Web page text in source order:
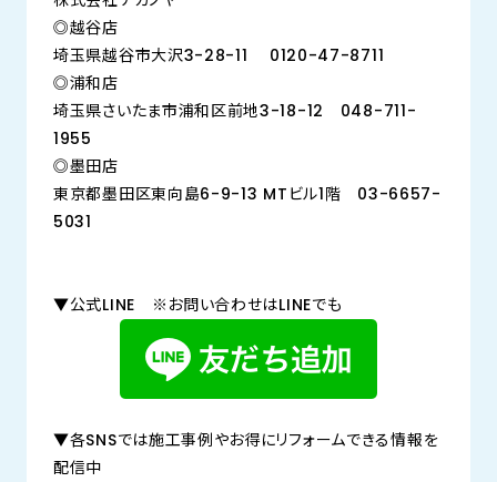
◎越谷店
埼玉県越谷市大沢3-28-11 0120-47-8711
◎浦和店
埼玉県さいたま市浦和区前地3-18-12 048-711-
1955
◎墨田店
東京都墨田区東向島6-9-13 MTビル1階 03-6657-
5031
▼公式LINE ※お問い合わせはLINEでも
▼各SNSでは施工事例やお得にリフォームできる情報を
配信中